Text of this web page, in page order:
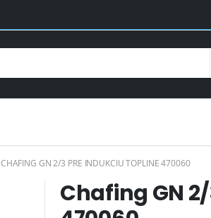
CHAFING GN 2/3 PRE INDUKCIU TOPLINE 470060
Chafing GN